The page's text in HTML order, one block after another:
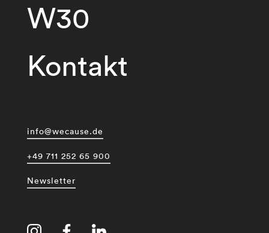
W30
Kontakt
info@wecause.de
+49 711 252 65 900
Newsletter